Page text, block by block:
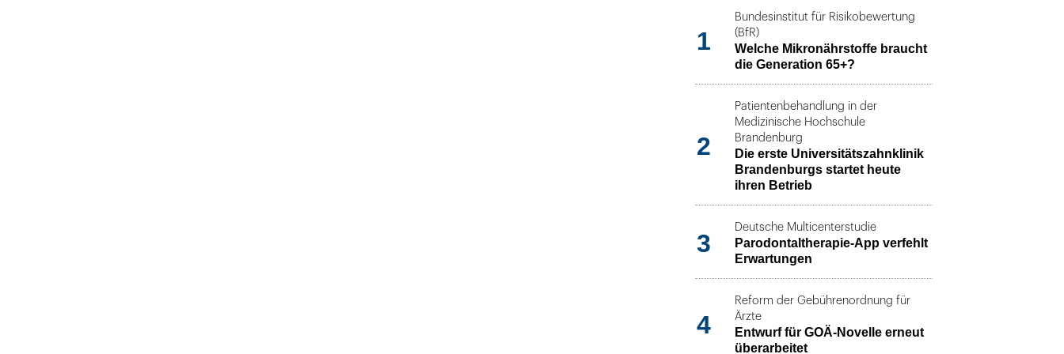
1
Bundesinstitut für Risikobewertung
(BfR)
Welche Mikronährstoffe braucht
die Generation 65+?
2
Patientenbehandlung in der
Medizinische Hochschule
Brandenburg
Die erste Universitätszahnklinik
Brandenburgs startet heute
ihren Betrieb
3
Deutsche Multicenterstudie
Parodontaltherapie-App verfehlt
Erwartungen
4
Reform der Gebührenordnung für
Ärzte
Entwurf für GOÄ-Novelle erneut
überarbeitet